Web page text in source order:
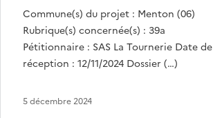
Commune(s) du projet : Menton (06)
Rubrique(s) concernée(s) : 39a
Pétitionnaire : SAS La Tournerie Date de
réception : 12/11/2024 Dossier (…)
5 décembre 2024